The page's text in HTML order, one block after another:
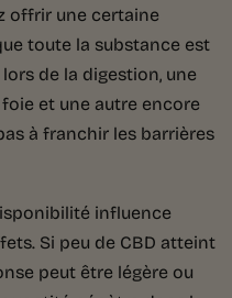
offrir une certaine
toute la substance est
de la digestion, une
et une autre encore
à franchir les barrières
influence
Si peu de CBD atteint
peut être légère ou